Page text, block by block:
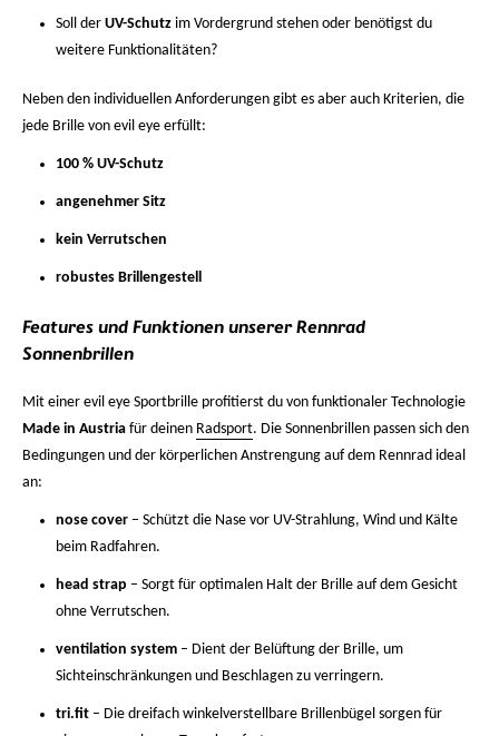
Soll der UV-Schutz im Vordergrund stehen oder benötigst du
weitere Funktionalitäten?
Neben den individuellen Anforderungen gibt es aber auch Kriterien, die
jede Brille von evil eye erfüllt:
100 % UV-Schutz
angenehmer Sitz
kein Verrutschen
robustes Brillengestell
Features und Funktionen unserer Rennrad
Sonnenbrillen
Mit einer evil eye Sportbrille profitierst du von funktionaler Technologie
Made in Austria für deinen Radsport. Die Sonnenbrillen passen sich den
Bedingungen und der körperlichen Anstrengung auf dem Rennrad ideal
an:
nose cover – Schützt die Nase vor UV-Strahlung, Wind und Kälte
beim Radfahren.
head strap – Sorgt für optimalen Halt der Brille auf dem Gesicht
ohne Verrutschen.
ventilation system – Dient der Belüftung der Brille, um
Sichteinschränkungen und Beschlagen zu verringern.
tri.fit – Die dreifach winkelverstellbare Brillenbügel sorgen für